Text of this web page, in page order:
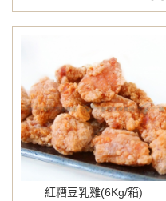
紅糟豆乳雞(6Kg/箱)